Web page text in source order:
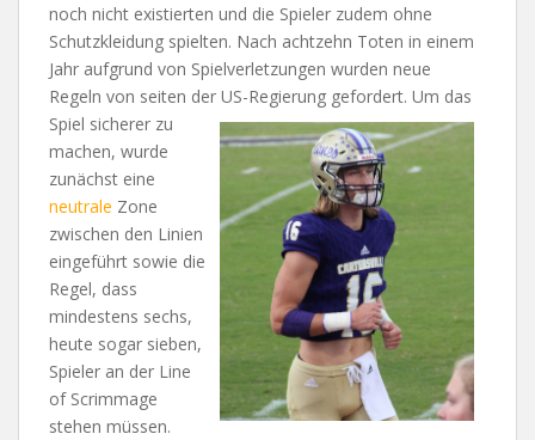
noch nicht existierten und die Spieler zudem ohne
Schutzkleidung spielten. Nach achtzehn Toten in einem
Jahr aufgrund von Spielverletzungen wurden neue
Regeln von seiten der US-Regierung gefordert. Um das
Spiel sicherer zu
machen, wurde
zunächst eine
neutrale Zone
zwischen den Linien
eingeführt sowie die
Regel, dass
mindestens sechs,
heute sogar sieben,
Spieler an der Line
of Scrimmage
stehen müssen.